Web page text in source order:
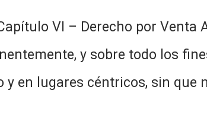
VI – Derecho por Venta
y sobre todo los
en lugares céntricos, sin que